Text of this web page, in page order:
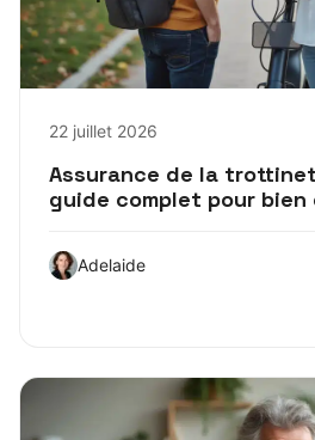
22 juillet 2026
Assurance de la
guide complet pour bien
Adelaide